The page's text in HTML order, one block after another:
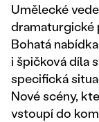
Umělecké
dramaturgické
Bohatá
i špičková díla
specifická
Nové scény,
vstoupí do